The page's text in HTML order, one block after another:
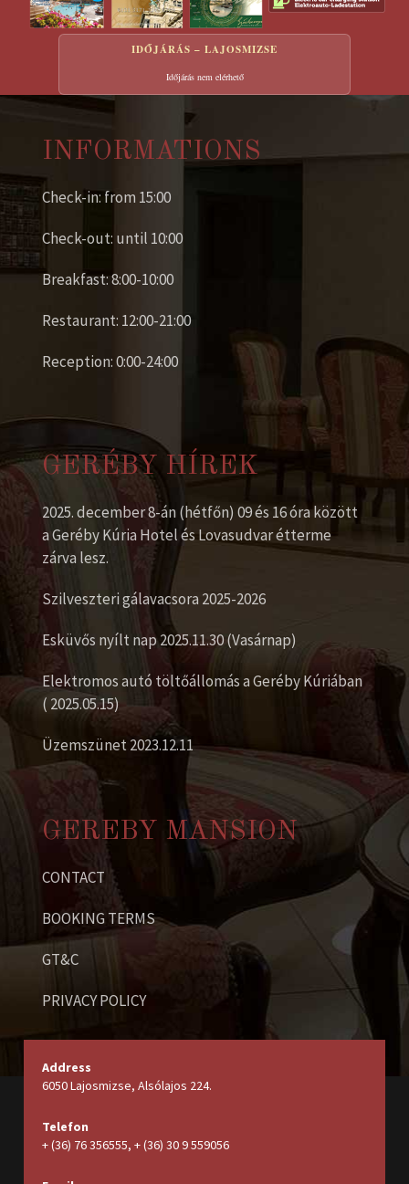
IDŐJÁRÁS – LAJOSMIZSE
Időjárás nem elérhető
INFORMATIONS
Check-in: from 15:00
Check-out: until 10:00
Breakfast: 8:00-10:00
Restaurant: 12:00-21:00
Reception: 0:00-24:00
GERÉBY HÍREK
2025. december 8-án (hétfőn) 09 és 16 óra között
a Geréby Kúria Hotel és Lovasudvar étterme
zárva lesz.
Szilveszteri gálavacsora 2025-2026
Esküvős nyílt nap 2025.11.30 (Vasárnap)
Elektromos autó töltőállomás a Geréby Kúriában
( 2025.05.15)
Üzemszünet 2023.12.11
GEREBY MANSION
CONTACT
BOOKING TERMS
GT&C
PRIVACY POLICY
Address
6050 Lajosmizse, Alsólajos 224.
Telefon
+ (36) 76 356555, + (36) 30 9 559056